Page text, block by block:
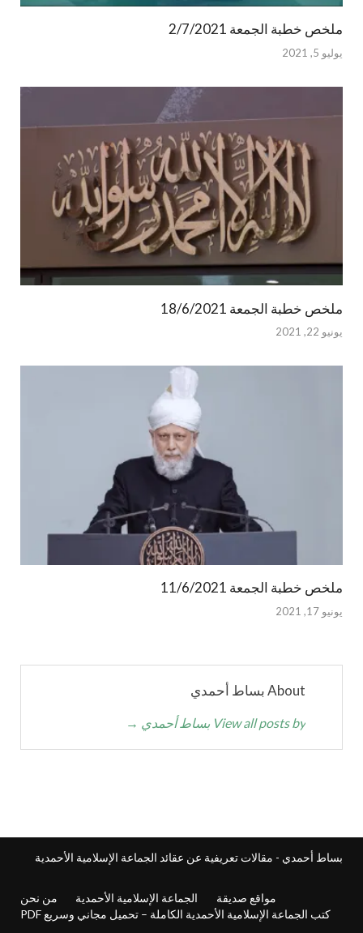
ملخص خطبة الجمعة 2/7/2021
يوليو 5, 2021
ملخص خطبة الجمعة 18/6/2021
يونيو 22, 2021
ملخص خطبة الجمعة 11/6/2021
يونيو 17, 2021
About بساط أحمدي
View all posts by بساط أحمدي →
بساط أحمدي - مقالات تعريفية عن عقائد الجماعة الإسلامية الأحمدية
من نحن الجماعة الإسلامية الأحمدية
مواقع صديقة
كتب الجماعة الإسلامية الأحمدية الكاملة – تحميل مجاني وسريع PDF